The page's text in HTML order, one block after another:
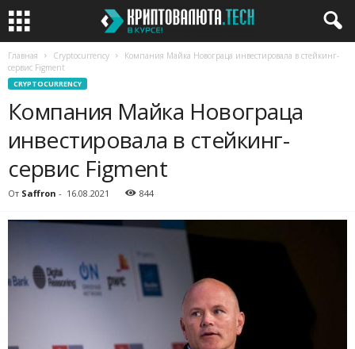
Главная Cryptocurrency
Компания Майка Новограца инвестировала в стейкинг-
сервис Figment
CRYPTOCURRENCY
Компания Майка Новограца
инвестировала в стейкинг-
сервис Figment
От Saffron - 16.08.2021 844